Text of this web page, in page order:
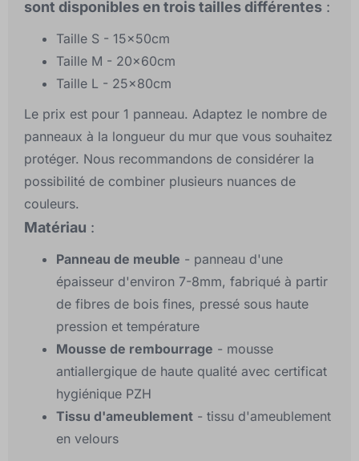
sont disponibles en trois tailles différentes :
Taille S - 15x50cm
Taille M - 20x60cm
Taille L - 25x80cm
Le prix est pour 1 panneau. Adaptez le nombre de
panneaux à la longueur du mur que vous souhaitez
protéger. Nous recommandons de considérer la
possibilité de combiner plusieurs nuances de
couleurs.
Matériau :
Panneau de meuble - panneau d'une
épaisseur d'environ 7-8mm, fabriqué à partir
de fibres de bois fines, pressé sous haute
pression et température
Mousse de rembourrage - mousse
antiallergique de haute qualité avec certificat
hygiénique PZH
Tissu d'ameublement - tissu d'ameublement
en velours